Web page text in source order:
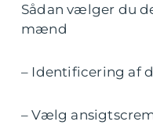
Sådan vælger du
mænd
– Identificering af
– Vælg